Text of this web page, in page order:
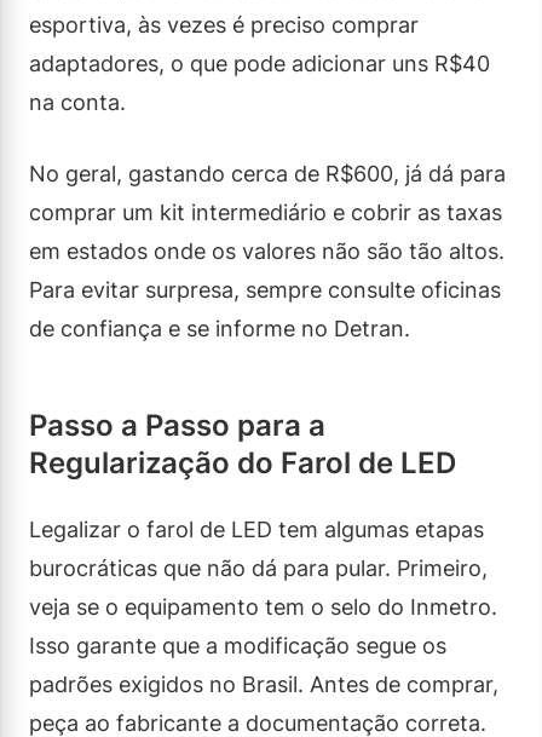
esportiva, às vezes é preciso comprar
adaptadores, o que pode adicionar uns R$40
na conta.
No geral, gastando cerca de R$600, já dá para
comprar um kit intermediário e cobrir as taxas
em estados onde os valores não são tão altos.
Para evitar surpresa, sempre consulte oficinas
de confiança e se informe no Detran.
Passo a Passo para a
Regularização do Farol de LED
Legalizar o farol de LED tem algumas etapas
burocráticas que não dá para pular. Primeiro,
veja se o equipamento tem o selo do Inmetro.
Isso garante que a modificação segue os
padrões exigidos no Brasil. Antes de comprar,
peça ao fabricante a documentação correta.